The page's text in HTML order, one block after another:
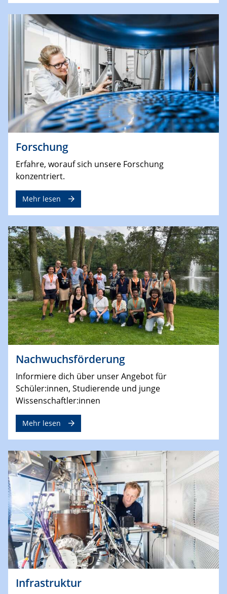
Forschung
Erfahre, worauf sich unsere Forschung
konzentriert.
Mehr lesen
Nachwuchsförderung
Informiere dich über unser Angebot für
Schüler:innen, Studierende und junge
Wissenschaftler:innen
Mehr lesen
Infrastruktur